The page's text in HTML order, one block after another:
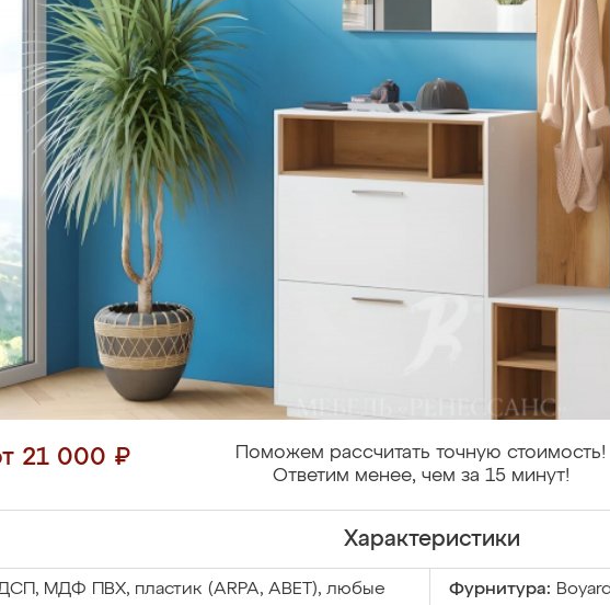
21 000 ₽
Поможем рассчитать точную стоимость!
Ответим менее, чем за 15 минут!
Характеристики
МДФ ПВХ, пластик (ARPA, ABET), любые
Фурнитура: